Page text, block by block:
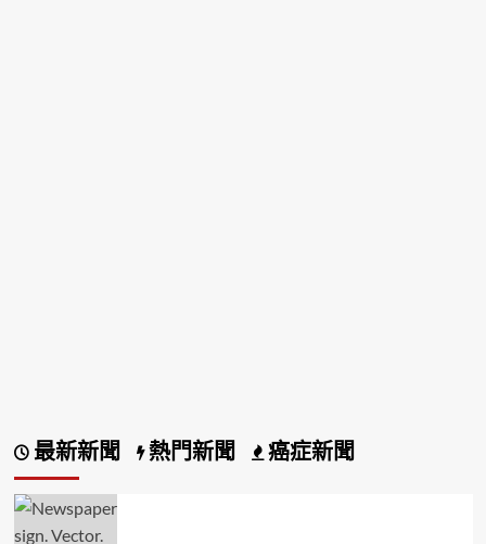
最新新聞 熱門新聞 癌症新聞